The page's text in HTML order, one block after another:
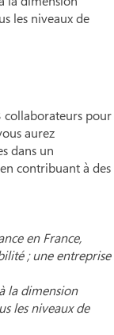
les niveaux de
collaborateurs pour
aurez
dans un
contribuant à des
en France,
; une entreprise
la dimension
les niveaux de